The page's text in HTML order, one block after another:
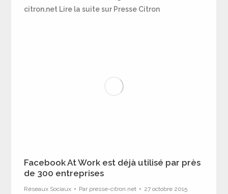
citron.net Lire la suite sur Presse Citron
Facebook At Work est déjà utilisé par près
de 300 entreprises
Réseaux Sociaux Par presse-citron.net 27 octobre 2015